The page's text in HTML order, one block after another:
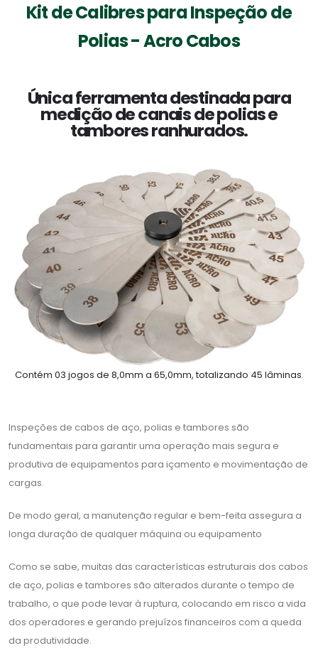
Kit de Calibres para Inspeção de
Polias - Acro Cabos
Única ferramenta destinada para
medição de canais de polias e
tambores ranhurados.
Contém 03 jogos de 8,0mm a 65,0mm, totalizando 45 lâminas.
Inspeções de cabos de aço, polias e tambores são
fundamentais para garantir uma operação mais segura e
produtiva de equipamentos para içamento e movimentação de
cargas.
De modo geral, a manutenção regular e bem-feita assegura a
longa duração de qualquer máquina ou equipamento
Como se sabe, muitas das características estruturais dos cabos
de aço, polias e tambores são alterados durante o tempo de
trabalho, o que pode levar à ruptura, colocando em risco a vida
dos operadores e gerando prejuízos financeiros com a queda
da produtividade.